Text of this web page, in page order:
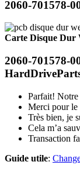
2060-701578-
Carte Disque Dur
2060-701578-
Parfait!
Merci pour le
Très bien, je
Cela m’a
Transaction
Guide utile: